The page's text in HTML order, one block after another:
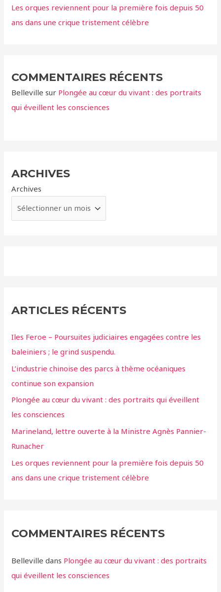
Les orques reviennent pour la première fois depuis 50
ans dans une crique tristement célèbre
COMMENTAIRES RÉCENTS
Belleville sur Plongée au cœur du vivant : des portraits
qui éveillent les consciences
ARCHIVES
Archives
ARTICLES RÉCENTS
Iles Feroe – Poursuites judiciaires engagées contre les
baleiniers ; le grind suspendu.
L’industrie chinoise des parcs à thème océaniques
continue son expansion
Plongée au cœur du vivant : des portraits qui éveillent
les consciences
Marineland, lettre ouverte à la Ministre Agnès Pannier-
Runacher
Les orques reviennent pour la première fois depuis 50
ans dans une crique tristement célèbre
COMMENTAIRES RÉCENTS
Belleville dans Plongée au cœur du vivant : des portraits
qui éveillent les consciences